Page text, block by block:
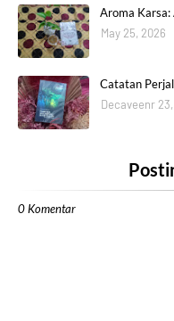
Aroma Karsa:
May 25, 2026
Catatan
Decaveenr
0 Komentar